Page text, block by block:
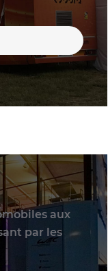
aux
par les